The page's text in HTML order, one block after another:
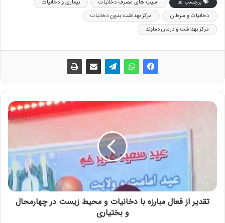
برچسب ها آسیب های مصرف دخانیات
بیماری و دخانیات
دخانیات و سرطان
مرکز بهداشت بدون دخانیات
مرکز بهداشت و درمان دماوند
تقدیر از فعال مبارزه با دخانیات و محیط زیست در چهارمحال
و بختیاری